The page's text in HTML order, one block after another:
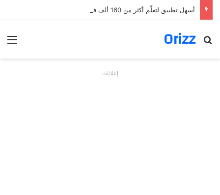
أسهل تطبيق لتعلّم أكثر من 160 ألف فعل بالألمانية
Orizz
بحث عن
إعلانات